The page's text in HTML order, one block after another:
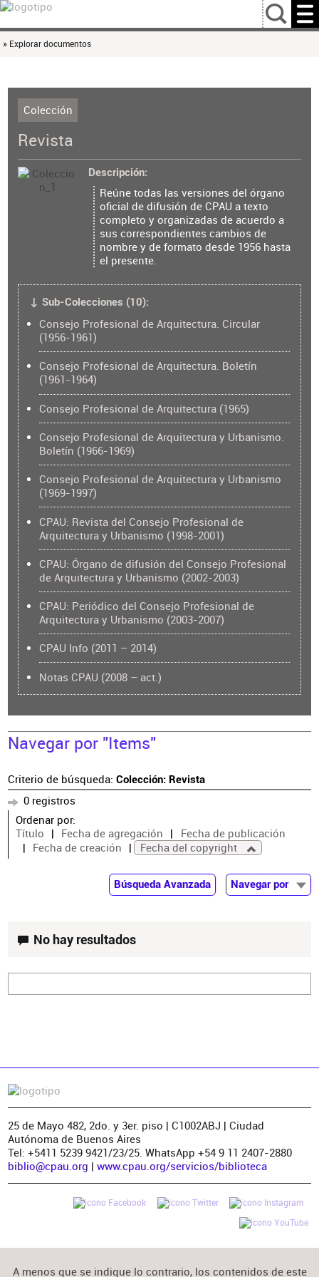
…
» Explorar documentos
Colección
Revista
Descripción
Reúne todas las versiones del órgano
oficial de difusión de CPAU a texto
completo y organizadas de acuerdo a
sus correspondientes cambios de
nombre y de formato desde 1956 hasta
el presente.
↓ Sub-Colecciones (10):
Consejo Profesional de Arquitectura. Circular
(1956-1961)
Consejo Profesional de Arquitectura. Boletín
(1961-1964)
Consejo Profesional de Arquitectura (1965)
Consejo Profesional de Arquitectura y Urbanismo.
Boletín (1966-1969)
Consejo Profesional de Arquitectura y Urbanismo
(1969-1997)
CPAU: Revista del Consejo Profesional de
Arquitectura y Urbanismo (1998-2001)
CPAU: Órgano de difusión del Consejo Profesional
de Arquitectura y Urbanismo (2002-2003)
CPAU: Periódico del Consejo Profesional de
Arquitectura y Urbanismo (2003-2007)
CPAU Info (2011 – 2014)
Notas CPAU (2008 – act.)
Navegar por "Items"
Criterio de búsqueda: Colección: Revista
0 registros
Ordenar por:
Título
Fecha de agregación
Fecha de publicación
Fecha de creación
Fecha del copyright
Búsqueda Avanzada
Navegar por
No hay resultados
25 de Mayo 482, 2do. y 3er. piso | C1002ABJ | Ciudad
Autónoma de Buenos Aires
Tel: +5411 5239 9421/23/25. WhatsApp +54 9 11 2407-2880
biblio@cpau.org | www.cpau.org/servicios/biblioteca
A menos que se indique lo contrario, los contenidos de este